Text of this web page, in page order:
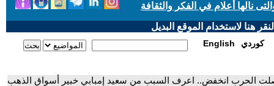
نالها أعلام في الفكر والثقافة
هنا لاستخدام الموقع البديل
English كوردي
الحرب انخفض.. اعرف السبب من سعيد إمبابي خبير أسواق الذهب